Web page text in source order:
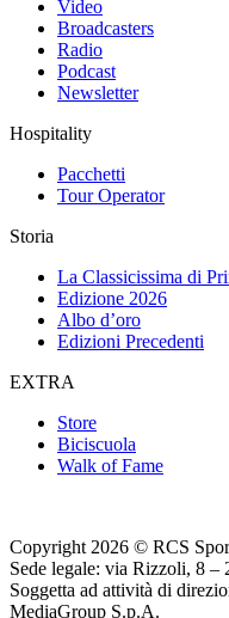
Video
Broadcasters
Radio
Podcast
Newsletter
Hospitality
Pacchetti
Tour Operator
Storia
La Classicissima di
Edizione 2026
Albo d’oro
Edizioni Precedenti
EXTRA
Store
Biciscuola
Walk of Fame
Copyright 2026 © RCS
Sede legale: via Rizzoli, 8 –
Soggetta ad attività di
MediaGroup S.p.A.